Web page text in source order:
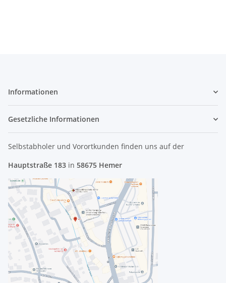
Informationen
Gesetzliche Informationen
Selbstabholer und Vorortkunden finden uns auf der
Hauptstraße 183 in 58675 Hemer